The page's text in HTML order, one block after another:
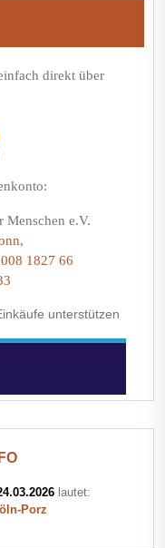
direkt über
Menschen e.V.
1827 66
unterstützen
lautet:
Porz